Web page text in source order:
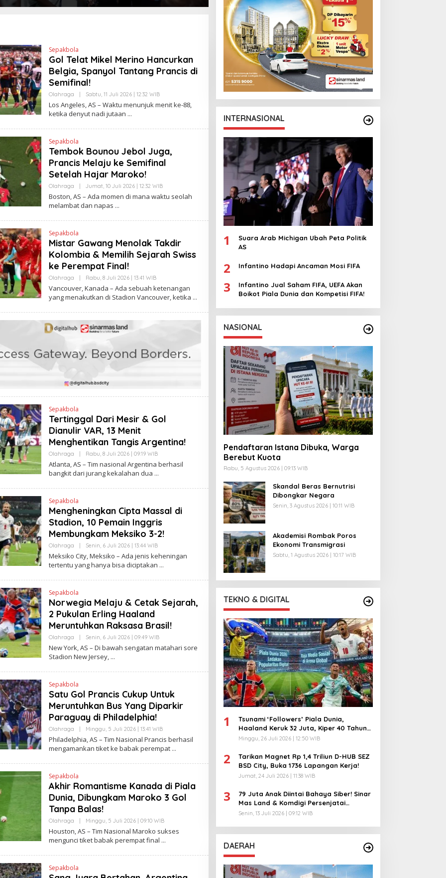
Sepakbola
Gol Telat Mikel Merino Hancurkan
Belgia, Spanyol Tantang Prancis di
Semifinal!
Olahraga | Sabtu, 11 Juli 2026 | 12:32 WIBO
E
E
R
A
N
S
I
Los Angeles, AS – Waktu menunjuk menit ke-88,
ketika denyut nadi jutaan
Sepakbola
Tembok Bounou Jebol Juga,
Prancis Melaju ke Semifinal
Setelah Hajar Maroko!
Olahraga | Jumat, 10 Juli 2026 | 12:32 WIBO
E
E
R
A
N
I
N
Boston, AS – Ada momen di mana waktu seolah
melambat dan napas
Sepakbola
Mistar Gawang Menolak Takdir
Kolombia & Memilih Sejarah Swiss
ke Perempat Final!
Olahraga | Rabu, 8 Juli 2026 | 13:41 WIBO
E
H
E
E
K
Vancouver, Kanada – Ada sebuah ketenangan
yang menakutkan di Stadion Vancouver, ketika
Sepakbola
Tertinggal Dari Mesir & Gol
Dianulir VAR, 13 Menit
Menghentikan Tangis Argentina!
Olahraga Rabu, 8 Juli 2026 | 09:19 WIBO
L
E
H
E
R
N
E
W
S
I
N
Atlanta, AS – Tim nasional Argentina berhasil
bangkit dari jurang kekalahan dua
Sepakbola
Mengheningkan Cipta Massal di
Stadion, 10 Pemain Inggris
Membungkam Meksiko 3-2!
Olahraga Senin, 6 Juli 2026 | 13:44 WIBO
L
E
H
E
R
E
W
S
I
Meksiko City, Meksiko – Ada jenis keheningan
tertentu yang hanya bisa diciptakan
Sepakbola
Norwegia Melaju & Cetak Sejarah,
2 Pukulan Erling Haaland
Meruntuhkan Raksasa Brasil!
Olahraga Senin, 6 Juli 2026 | 09:49 WIBO
E
E
R
N
S
I
N
New York, AS – Di bawah sengatan matahari sore
Stadion New Jersey,
Sepakbola
Satu Gol Prancis Cukup Untuk
Meruntuhkan Bus Yang Diparkir
Paraguay di Philadelphia!
Olahraga Minggu, 5 Juli 2026 | 13:41 WIBO
L
E
H
E
N
S
I
N
Philadelphia, AS – Tim Nasional Prancis berhasil
mengamankan tiket ke babak perempat
Sepakbola
Akhir Romantisme Kanada di Piala
Dunia, Dibungkam Maroko 3 Gol
Tanpa Balas!
Olahraga Minggu, 5 Juli 2026 | 09:10 WIBO
L
E
H
E
R
Houston, AS – Tim Nasional Maroko sukses
mengunci tiket babak perempat final
Sepakbola
INTERNASIONAL
1
Suara Arab Michigan Ubah Peta Politik
AS
2 Infantino Hadapi Ancaman Mosi FIFA
3
Infantino Jual Saham FIFA, UEFA Akan
Boikot Piala Dunia dan Kompetisi FIFA!
NASIONAL
Pendaftaran Istana Dibuka, Warga
Berebut Kuota
Rabu, 5 Agustus 2026 | 09:13 WIB
Skandal Beras Bernutrisi
Dibongkar Negara
Senin, 3 Agustus 2026 | 10:11 WIB
Akademisi Rombak Poros
Ekonomi Transmigrasi
Sabtu, 1 Agustus 2026 | 10:17 WIB
TEKNO & DIGITAL
1
Tsunami ‘Followers’ Piala Dunia,
Haaland Keruk 32 Juta, Kiper 40 Tahun
Bikin Geger!
Minggu, 26 Juli 2026 | 12:50 WIB
2
Tarikan Magnet Rp 1,4 Triliun D-HUB SEZ
BSD City, Buka 1736 Lapangan Kerja!
Jumat, 24 Juli 2026 | 11:38 WIB
3
79 Juta Anak Diintai Bahaya Siber! Sinar
Mas Land & Komdigi Persenjatai
Ratusan Guru!
Senin, 13 Juli 2026 | 09:12 WIB
DAERAH